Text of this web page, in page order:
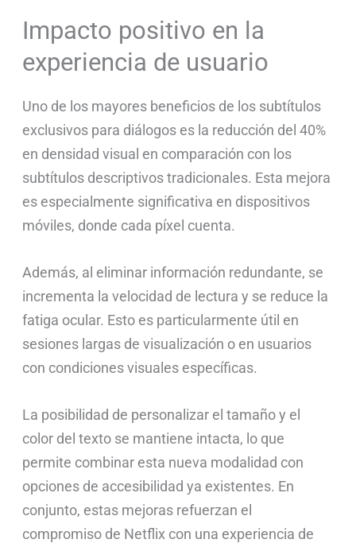
Impacto positivo en la
experiencia de usuario
Uno de los mayores beneficios de los subtítulos
exclusivos para diálogos es la reducción del 40%
en densidad visual en comparación con los
subtítulos descriptivos tradicionales. Esta mejora
es especialmente significativa en dispositivos
móviles, donde cada píxel cuenta.
Además, al eliminar información redundante, se
incrementa la velocidad de lectura y se reduce la
fatiga ocular. Esto es particularmente útil en
sesiones largas de visualización o en usuarios
con condiciones visuales específicas.
La posibilidad de personalizar el tamaño y el
color del texto se mantiene intacta, lo que
permite combinar esta nueva modalidad con
opciones de accesibilidad ya existentes. En
conjunto, estas mejoras refuerzan el
compromiso de Netflix con una experiencia de